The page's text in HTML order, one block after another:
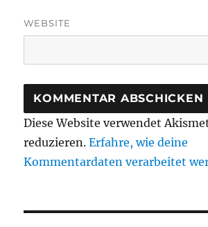
WEBSITE
Diese Website verwendet
reduzieren.Erfahre, wie deine
Kommentardaten verarbeitet